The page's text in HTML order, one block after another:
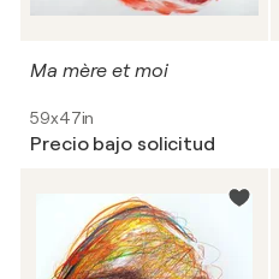
Ma mère et moi
59x47in
Precio bajo solicitud